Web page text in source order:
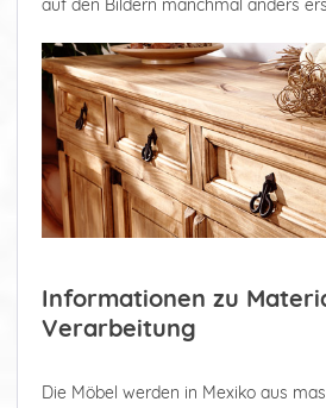
auf den Bildern manchmal anders
Informationen zu
Verarbeitung
Die Möbel werden in Mexiko aus